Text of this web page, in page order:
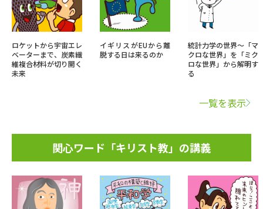
ロケットから宇宙エレ
ベーターまで、炭素繊
維複合材料が切り開く
未来
イギリスがEUから離
脱する日は来るのか
統計力学の世界～「マ
クロな世界」を「ミク
ロな世界」から解明す
る
一覧を表示
関心ワード「キリスト教」の講義